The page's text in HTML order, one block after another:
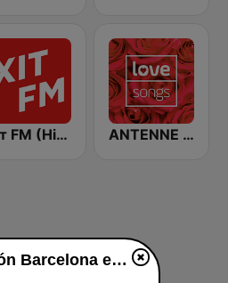
Хіт FM (Hit FM) ANTENNE BAYERN Lovesongs
Radio Unión Barcelona en vivo